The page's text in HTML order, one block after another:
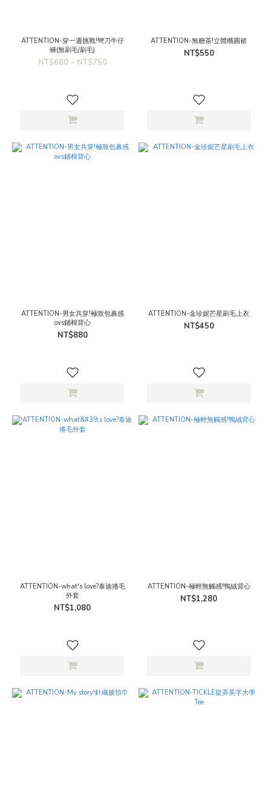
ATTENTION-穿一週挑戰!彎刀牛仔
褲(無刷毛/刷毛)
NT$680 ~ NT$750
ATTENTION-無糖茶!立體橢圓裙
NT$550
ATTENTION-男女共穿!極致包裹感
ovs鋪棉背心
NT$880
ATTENTION-金珍妮芒星刷毛上衣
NT$450
ATTENTION-what's love?泰迪捲毛
外套
NT$1,080
ATTENTION-極輕無觸感!鴨絨背心
NT$1,280